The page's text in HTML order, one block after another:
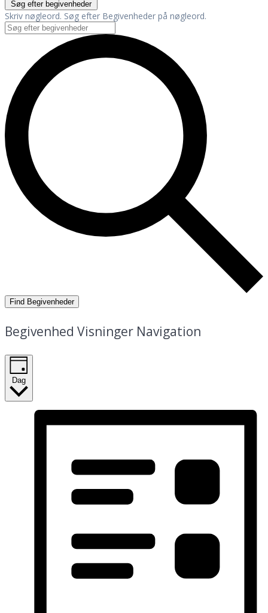
Søg efter begivenheder
Skriv nøgleord. Søg efter Begivenheder på nøgleord.
Find Begivenheder
Begivenhed Visninger Navigation
Dag